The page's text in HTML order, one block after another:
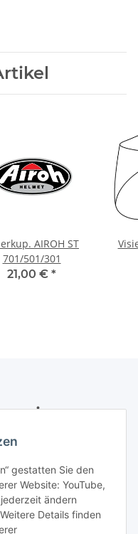
gestatten Sie den
Website: YouTube,
ändern
Details finden
AIROH ST
701/501/301
21,00 € *
Ihrer
per E-Mail zu.
Abonnieren